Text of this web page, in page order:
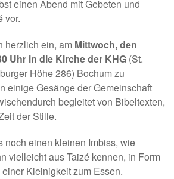
einen Abend mit Gebeten und
vor.
herzlich ein, am Mittwoch, den
Uhr in die Kirche der KHG (St.
Höhe 286) Bochum zu
einige Gesänge der Gemeinschaft
begleitet von Bibeltexten,
der Stille.
noch einen kleinen Imbiss, wie
vielleicht aus Taizé kennen, in Form
Kleinigkeit zum Essen.